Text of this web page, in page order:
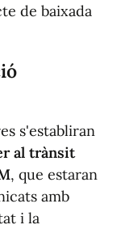
de baixada
s'establiran
al trànsit
, que estaran
amb
i la